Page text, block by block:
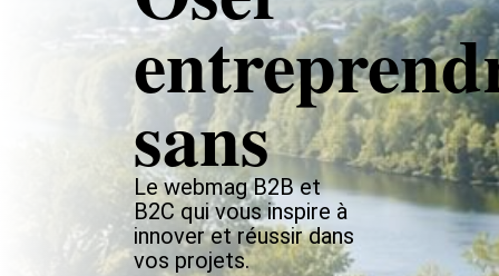
sans
Le webmag B2B et
B2C qui vous inspire à
innover et réussir dans
vos projets.